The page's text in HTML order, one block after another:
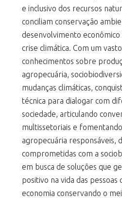
e inclusivo dos recursos
conciliam conservação
desenvolvimento
crise climática. Com um
conhecimentos sobre
agropecuária,
mudanças climáticas,
técnica para dialogar com
sociedade, articulando
multissetoriais e
agropecuária responsáveis,
comprometidas com a
em busca de soluções que
positivo na vida das pessoas
economia conservando o